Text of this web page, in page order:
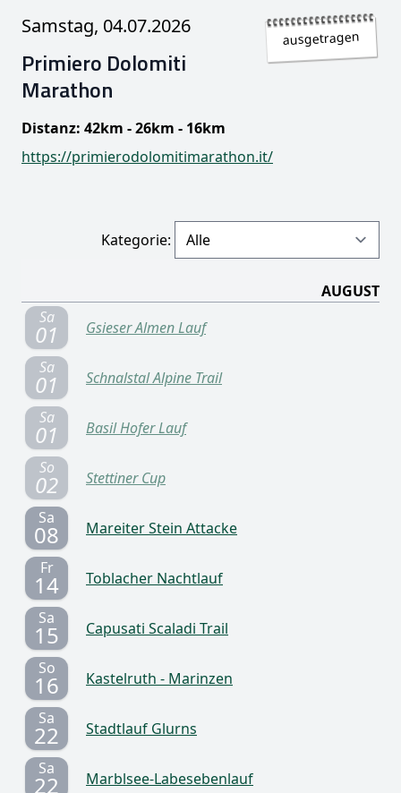
ausgetragen
Samstag, 04.07.2026
Primiero Dolomiti
Marathon
Distanz: 42km - 26km - 16km
https://primierodolomitimarathon.it/
Kategorie:
AUGUST
Sa
01
Gsieser Almen Lauf
Sa
01
Schnalstal Alpine Trail
Sa
01
Basil Hofer Lauf
So
02
Stettiner Cup
Sa
08
Mareiter Stein Attacke
Fr
14
Toblacher Nachtlauf
Sa
15
Capusati Scaladi Trail
So
16
Kastelruth - Marinzen
Sa
22
Stadtlauf Glurns
Sa
22 Marblsee-Labesebenlauf